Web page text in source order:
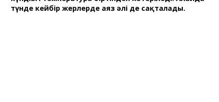
түнде кейбір жерлерде аяз әлі де сақталады.